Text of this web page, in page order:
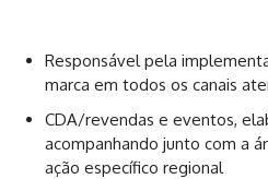
Responsável pela
marca em todos os canais
CDA/revendas e eventos,
acompanhando junto com a
ação específico regional